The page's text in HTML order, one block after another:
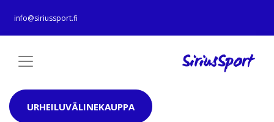
info@siriussport.fi
URHEILUVÄLINEKAUPPA